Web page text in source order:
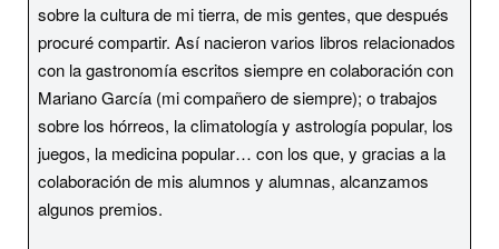
sobre la cultura de mi tierra, de mis gentes, que después
procuré compartir. Así nacieron varios libros relacionados
con la gastronomía escritos siempre en colaboración con
Mariano García (mi compañero de siempre); o trabajos
sobre los hórreos, la climatología y astrología popular, los
juegos, la medicina popular… con los que, y gracias a la
colaboración de mis alumnos y alumnas, alcanzamos
algunos premios.